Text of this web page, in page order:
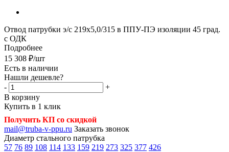
Отвод патрубки э/с 219х5,0/315 в ППУ-ПЭ изоляции 45 град.
с ОДК
Подробнее
15 308 ₽/шт
Есть в наличии
Нашли дешевле?
-
+
В корзину
Купить в 1 клик
Получить КП со скидкой
mail@truba-v-ppu.ru Заказать звонок
Диаметр стального патрубка
57 76 89 108 114 133 159 219 273 325 377 426